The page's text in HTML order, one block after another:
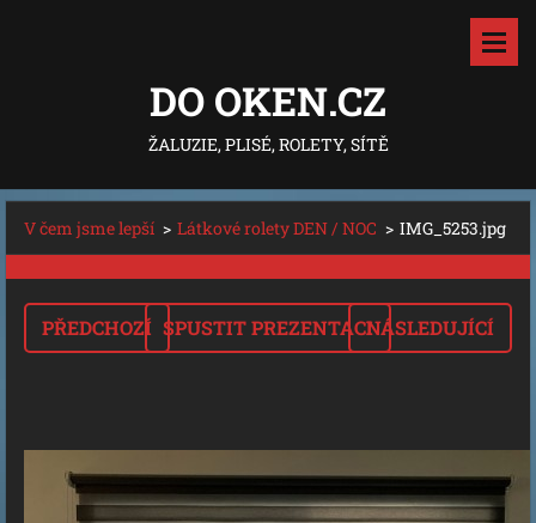
DO OKEN.CZ
ŽALUZIE, PLISÉ, ROLETY, SÍTĚ
V čem jsme lepší > Látkové rolety DEN / NOC > IMG_5253.jpg
PŘEDCHOZÍ SPUSTIT PREZENTACINÁSLEDUJÍCÍ